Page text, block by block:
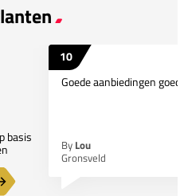
basis
10
Goede aanbiedingen
By Lou
Gronsveld